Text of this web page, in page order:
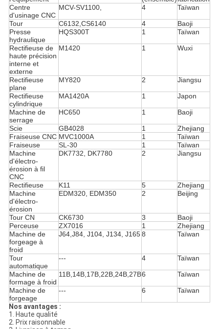
Centre
d'usinage CNC
MCV-SV1100, 4 Taïwan
Tour C6132,CS6140 4
Baoji
Presse
hydraulique
HQS300T 1 Taïwan
Rectifieuse de
haute précision
interne et
externe
M1420 1 Wuxi
Rectifieuse
plane
MY820 2 Jiangsu
Rectifieuse
cylindrique
MA1420A 1 Japon
Machine de
serrage
HC650 1 Baoji
Scie GB4028 1
Zhejiang
Fraiseuse CNC MVC1000A 1
Taïwan
Fraiseuse
SL-30 1
Taïwan
Machine
d'électro-
érosion à fil
CNC
DK7732, DK7780 2 Jiangsu
Rectifieuse K11 5
Zhejiang
Machine
d'électro-
érosion
EDM320, EDM350 2 Beijing
Tour CN CK6730 3
Baoji
Perceuse
ZX7016 1
Zhejiang
Machine de
forgeage à
froid
J64,J84, J104, J134, J1658 Taïwan
Tour
automatique
--- 4 Taïwan
Machine de
formage à froid
11B,14B,17B,22B,24B,27B6 Taïwan
Machine de
forgeage
--- 6 Taïwan
Nos avantages :
1. Haute qualité
2. Prix raisonnable